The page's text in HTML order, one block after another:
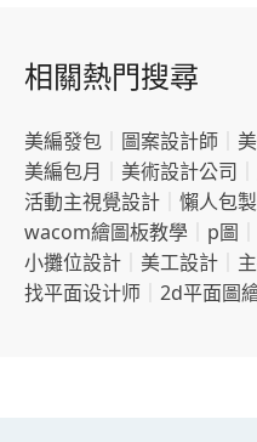
相關熱門搜尋
美編發包 圖案設計師
美編包月
美術設計公司
活動主視覺設計
懶人包
wacom繪圖板教學
p圖
小攤位設計
美工設計
找平面设计师
2d平面圖